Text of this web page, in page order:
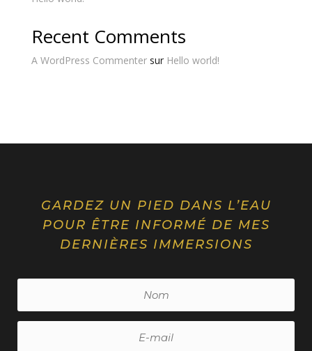
e
Recent Comments
A WordPress Commentersur Hello world!
GARDEZ UN PIED DANS L’EAU
POUR ÊTRE INFORMÉ DE MES
DERNIÈRES IMMERSIONS